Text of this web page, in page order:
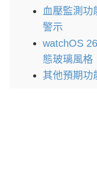
血壓監測功
警示
watchOS
態玻璃風格
其他預期功